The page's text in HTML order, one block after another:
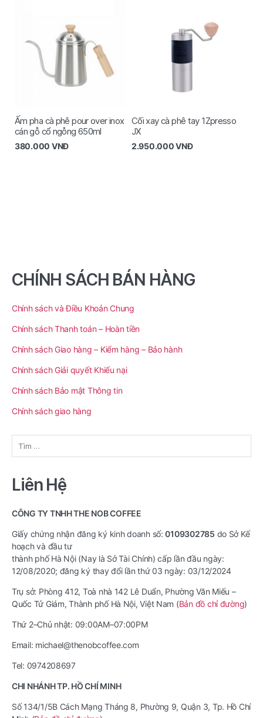
Ấm pha cà phê pour over inox
cán gỗ cổ ngỗng 650ml
380.000 VNĐ
Cối xay cà phê tay 1Zpresso
JX
2.950.000VNĐ
CHÍNH SÁCH BÁN HÀNG
Chính sách và Điều Khoản Chung
Chính sách Thanh toán – Hoàn tiền
Chính sách Giao hàng – Kiểm hàng – Bảo hành
Chính sách Giải quyết Khiếu nại
Chính sách Bảo mật Thông tin
Chính sách giao hàng
Tìm
kiếm
Liên Hệ
CÔNG TY TNHH THE NOB COFFEE
Giấy chứng nhận đăng ký kinh doanh số:0109302785 do Sở Kế
hoạch và đầu tư
thành phố Hà Nội (Nay là Sở Tài Chính) cấp lần đầu ngày:
12/08/2020; đăng ký thay đổi lần thứ 03 ngày: 03/12/2024
Trụ sở: Phòng 412, Toà nhà 142 Lê Duẩn, Phường Văn Miếu –
Quốc Tử Giám, Thành phố Hà Nội, Việt Nam (Bản đồ chỉ đường)
Thứ 2–Chủ nhật: 09:00AM–07:00PM
Email: michael@thenobcoffee.com
Tel: 0974208697
CHI NHÁNH TP. HỒ CHÍ MINH
Số 134/1/5B Cách Mạng Tháng 8, Phường 9, Quận 3, Tp. Hồ Chí